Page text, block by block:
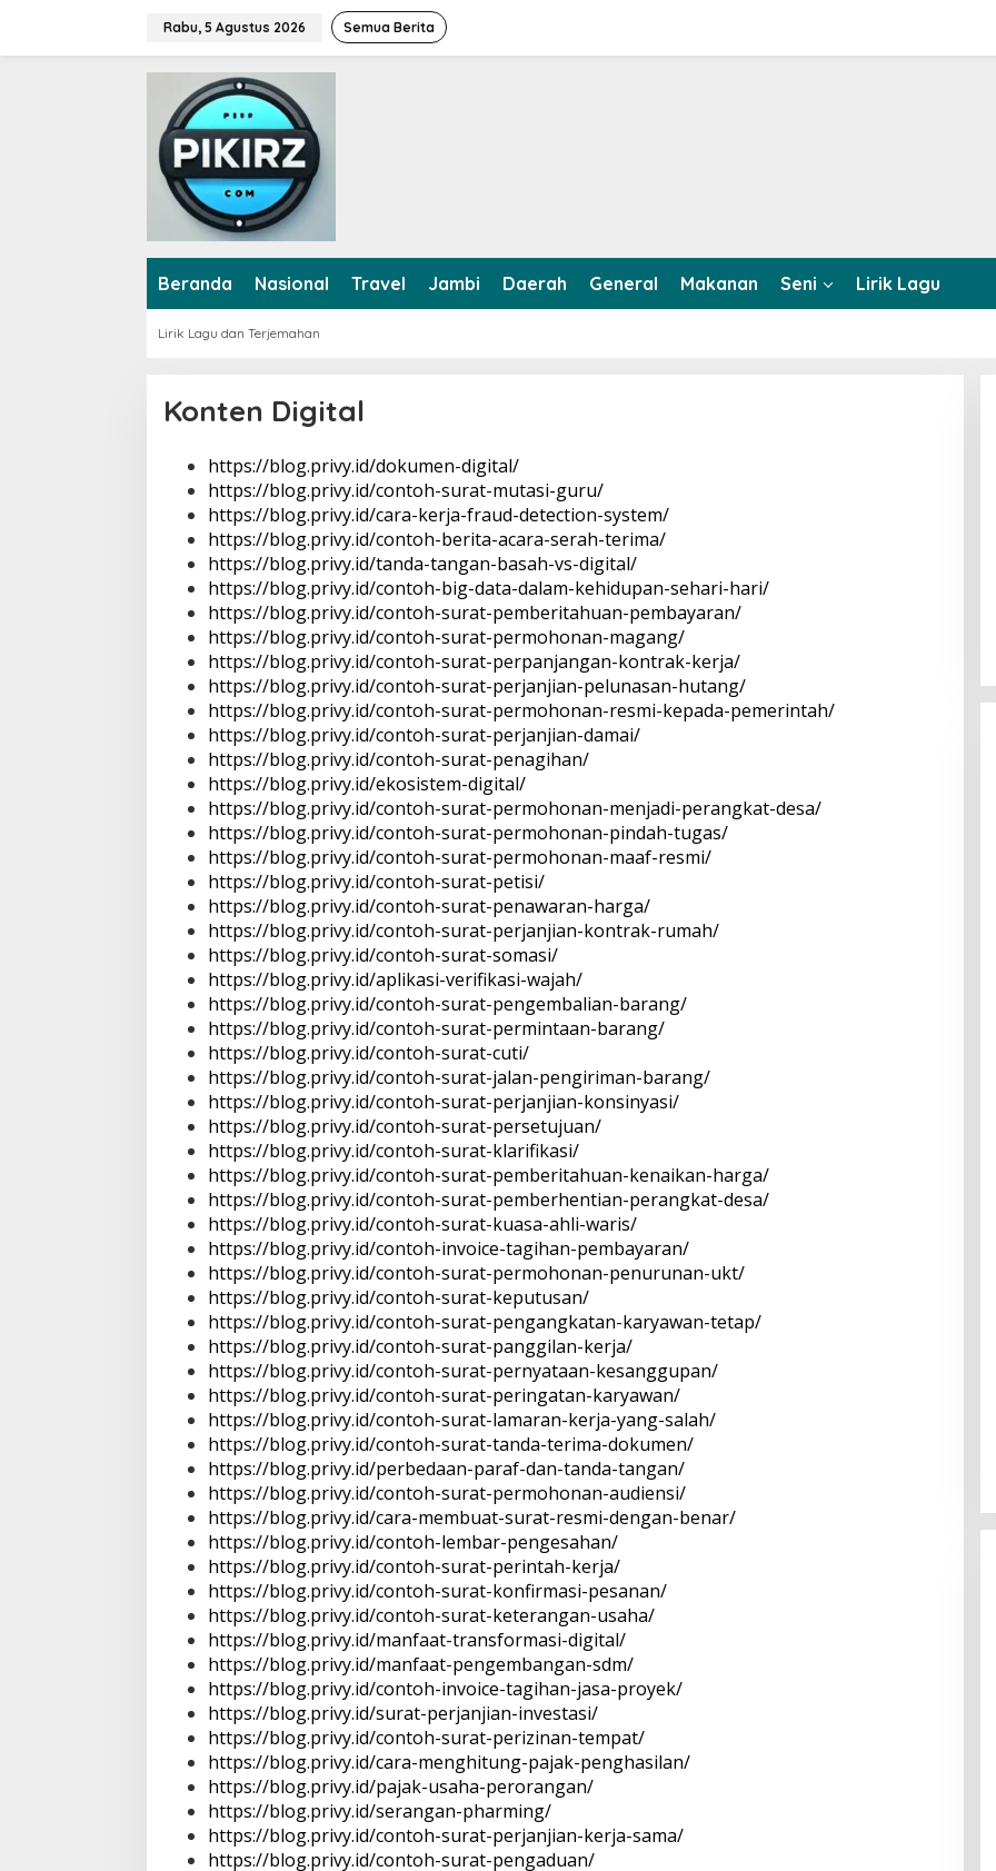
w
Rabu, 5 Agustus 2026 Semua Berita
Beranda Nasional Travel Jambi Daerah General Makanan Seni Lirik Lagu
Lirik Lagu dan Terjemahan
Konten Digital
https://blog.privy.id/dokumen-digital/
https://blog.privy.id/contoh-surat-mutasi-guru/
https://blog.privy.id/cara-kerja-fraud-detection-system/
https://blog.privy.id/contoh-berita-acara-serah-terima/
https://blog.privy.id/tanda-tangan-basah-vs-digital/
https://blog.privy.id/contoh-big-data-dalam-kehidupan-sehari-hari/
https://blog.privy.id/contoh-surat-pemberitahuan-pembayaran/
https://blog.privy.id/contoh-surat-permohonan-magang/
https://blog.privy.id/contoh-surat-perpanjangan-kontrak-kerja/
https://blog.privy.id/contoh-surat-perjanjian-pelunasan-hutang/
https://blog.privy.id/contoh-surat-permohonan-resmi-kepada-pemerintah/
https://blog.privy.id/contoh-surat-perjanjian-damai/
https://blog.privy.id/contoh-surat-penagihan/
https://blog.privy.id/ekosistem-digital/
https://blog.privy.id/contoh-surat-permohonan-menjadi-perangkat-desa/
https://blog.privy.id/contoh-surat-permohonan-pindah-tugas/
https://blog.privy.id/contoh-surat-permohonan-maaf-resmi/
https://blog.privy.id/contoh-surat-petisi/
https://blog.privy.id/contoh-surat-penawaran-harga/
https://blog.privy.id/contoh-surat-perjanjian-kontrak-rumah/
https://blog.privy.id/contoh-surat-somasi/
https://blog.privy.id/aplikasi-verifikasi-wajah/
https://blog.privy.id/contoh-surat-pengembalian-barang/
https://blog.privy.id/contoh-surat-permintaan-barang/
https://blog.privy.id/contoh-surat-cuti/
https://blog.privy.id/contoh-surat-jalan-pengiriman-barang/
https://blog.privy.id/contoh-surat-perjanjian-konsinyasi/
https://blog.privy.id/contoh-surat-persetujuan/
https://blog.privy.id/contoh-surat-klarifikasi/
https://blog.privy.id/contoh-surat-pemberitahuan-kenaikan-harga/
https://blog.privy.id/contoh-surat-pemberhentian-perangkat-desa/
https://blog.privy.id/contoh-surat-kuasa-ahli-waris/
https://blog.privy.id/contoh-invoice-tagihan-pembayaran/
https://blog.privy.id/contoh-surat-permohonan-penurunan-ukt/
https://blog.privy.id/contoh-surat-keputusan/
https://blog.privy.id/contoh-surat-pengangkatan-karyawan-tetap/
https://blog.privy.id/contoh-surat-panggilan-kerja/
https://blog.privy.id/contoh-surat-pernyataan-kesanggupan/
https://blog.privy.id/contoh-surat-peringatan-karyawan/
https://blog.privy.id/contoh-surat-lamaran-kerja-yang-salah/
https://blog.privy.id/contoh-surat-tanda-terima-dokumen/
https://blog.privy.id/perbedaan-paraf-dan-tanda-tangan/
https://blog.privy.id/contoh-surat-permohonan-audiensi/
https://blog.privy.id/cara-membuat-surat-resmi-dengan-benar/
https://blog.privy.id/contoh-lembar-pengesahan/
https://blog.privy.id/contoh-surat-perintah-kerja/
https://blog.privy.id/contoh-surat-konfirmasi-pesanan/
https://blog.privy.id/contoh-surat-keterangan-usaha/
https://blog.privy.id/manfaat-transformasi-digital/
https://blog.privy.id/manfaat-pengembangan-sdm/
https://blog.privy.id/contoh-invoice-tagihan-jasa-proyek/
https://blog.privy.id/surat-perjanjian-investasi/
https://blog.privy.id/contoh-surat-perizinan-tempat/
https://blog.privy.id/cara-menghitung-pajak-penghasilan/
https://blog.privy.id/pajak-usaha-perorangan/
https://blog.privy.id/serangan-pharming/
https://blog.privy.id/contoh-surat-perjanjian-kerja-sama/
https://blog.privy.id/contoh-surat-pengaduan/
Tempat Makan All You Can Eat di
Tempat Makan di Kota Baru Jambi
Di Daerah, Jambi, Travel 3 Januari 2025